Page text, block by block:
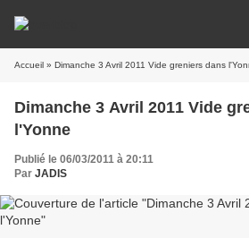
Accueil » Dimanche 3 Avril 2011 Vide greniers dans
Dimanche 3 Avril 2011 Vide
l'Yonne
Publié le 06/03/2011 à 20:11
Par JADIS